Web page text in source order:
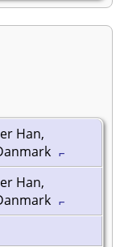
Han,
Han,